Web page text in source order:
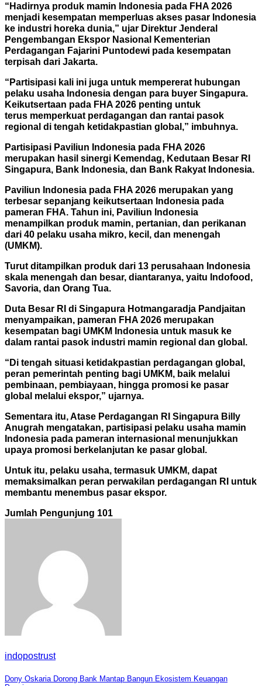
“Hadirnya produk mamin Indonesia pada FHA 2026
menjadi kesempatan memperluas akses pasar Indonesia
ke industri horeka dunia,” ujar Direktur Jenderal
Pengembangan Ekspor Nasional Kementerian
Perdagangan Fajarini Puntodewi pada kesempatan
terpisah dari Jakarta.
“Partisipasi kali ini juga untuk mempererat hubungan
pelaku usaha Indonesia dengan para buyer Singapura.
Keikutsertaan pada FHA 2026 penting untuk
terus memperkuat perdagangan dan rantai pasok
regional di tengah ketidakpastian global,” imbuhnya.
Partisipasi Paviliun Indonesia pada FHA 2026
merupakan hasil sinergi Kemendag, Kedutaan Besar RI
Singapura, Bank Indonesia, dan Bank Rakyat Indonesia.
Paviliun Indonesia pada FHA 2026 merupakan yang
terbesar sepanjang keikutsertaan Indonesia pada
pameran FHA. Tahun ini, Paviliun Indonesia
menampilkan produk mamin, pertanian, dan perikanan
dari 40 pelaku usaha mikro, kecil, dan menengah
(UMKM).
Turut ditampilkan produk dari 13 perusahaan Indonesia
skala menengah dan besar, diantaranya, yaitu Indofood,
Savoria, dan Orang Tua.
Duta Besar RI di Singapura Hotmangaradja Pandjaitan
menyampaikan, pameran FHA 2026 merupakan
kesempatan bagi UMKM Indonesia untuk masuk ke
dalam rantai pasok industri mamin regional dan global.
“Di tengah situasi ketidakpastian perdagangan global,
peran pemerintah penting bagi UMKM, baik melalui
pembinaan, pembiayaan, hingga promosi ke pasar
global melalui ekspor,” ujarnya.
Sementara itu, Atase Perdagangan RI Singapura Billy
Anugrah mengatakan, partisipasi pelaku usaha mamin
Indonesia pada pameran internasional menunjukkan
upaya promosi berkelanjutan ke pasar global.
Untuk itu, pelaku usaha, termasuk UMKM, dapat
memaksimalkan peran perwakilan perdagangan RI untuk
membantu menembus pasar ekspor.
Jumlah Pengunjung 101
indopostrust
Navigasi
Dony Oskaria Dorong Bank Mantap Bangun Ekosistem Keuangan